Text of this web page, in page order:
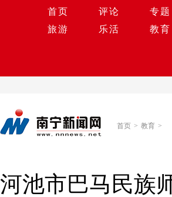
首页 评论 专题
旅游
乐活 教育
首页 > 教育 >
河池市巴马民族